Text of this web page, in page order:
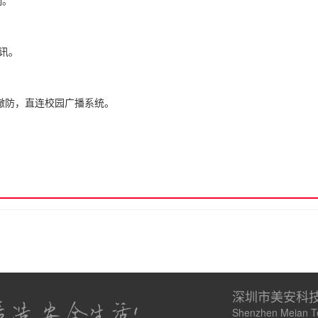
。
，直连校园广播系统。
深圳市美安科
Shenzhen Meian